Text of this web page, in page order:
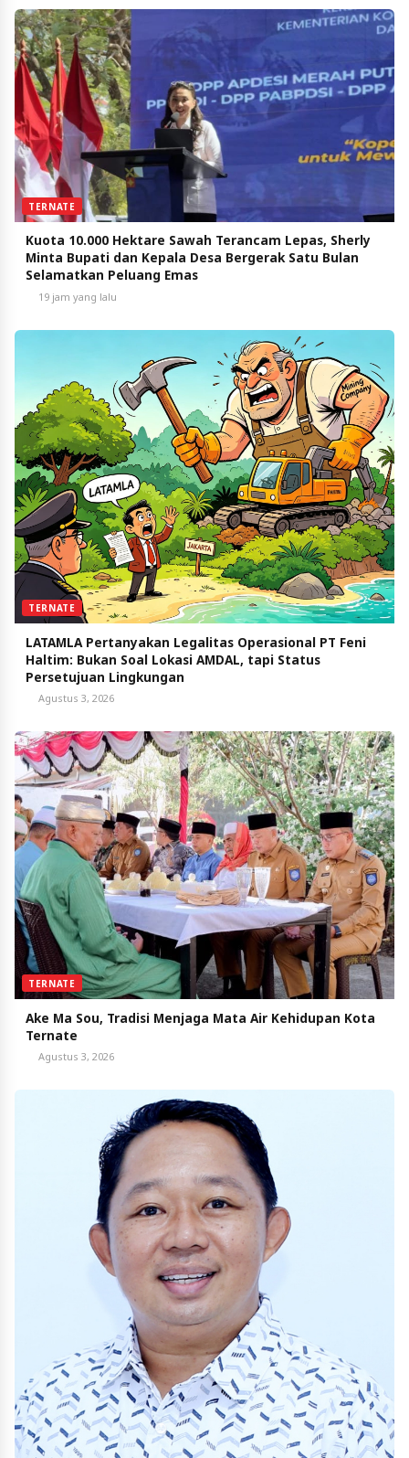
TERNATE
Kuota 10.000 Hektare Sawah Terancam Lepas, Sherly
Minta Bupati dan Kepala Desa Bergerak Satu Bulan
Selamatkan Peluang Emas
19 jam yang lalu
TERNATE
LATAMLA Pertanyakan Legalitas Operasional PT Feni
Haltim: Bukan Soal Lokasi AMDAL, tapi Status
Persetujuan Lingkungan
Agustus 3, 2026
TERNATE
Ake Ma Sou, Tradisi Menjaga Mata Air Kehidupan Kota
Ternate
Agustus 3, 2026